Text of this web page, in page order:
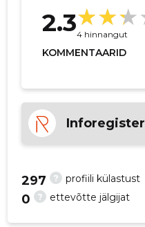
2.34 hinnangut
KOMMENTAARID
Inforegister
? profiili külastust
297
? ettevõtte jälgijat
0